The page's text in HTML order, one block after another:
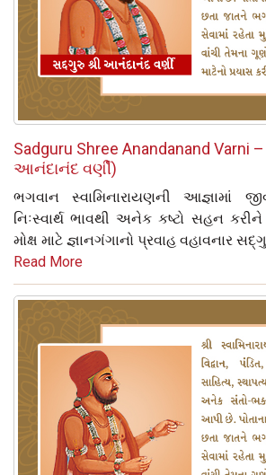
Sadguru Shree Anandanand Varni
આનંદાનંદ વર્ણી)
ભગવાન સ્વામિનારાયણની આજ્ઞામાં
નિઃસ્વાર્થ ભાવથી અનેક કષ્ટો સહન
મોક્ષ માટે જ્ઞાનગંગાનો પ્રવાહ વહાવનાર
Read More